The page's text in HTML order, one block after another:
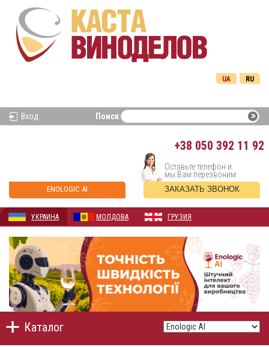
RU
UA
Вход Поиск
+38 050 392 11 92
ENOLOGIC AI
Оставьте телефон и
мы Вам перезвоним
ЗАКАЗАТЬ ЗВОНОК
УКРАИНА МОЛДОВА ГРУЗИЯ
Каталог